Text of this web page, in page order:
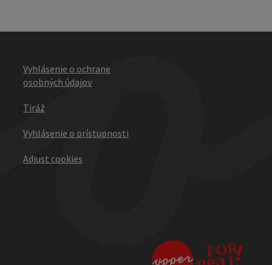
Vyhlásenie o ochrane
osobných údajov
Tiráž
Vyhlásenie o prístupnosti
Adjust cookies